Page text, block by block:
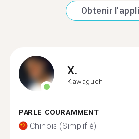
Obtenir l'appli
X.
Kawaguchi
PARLE COURAMMENT
Chinois (Simplifié)